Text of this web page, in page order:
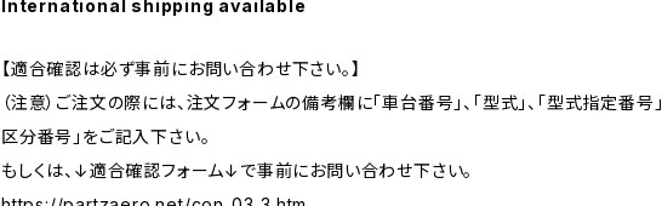
International shipping available
【適合確認は必ず事前にお問い合わせ下さい。】
（注意）ご注文の際には、注文フォームの備考欄に「車台番号」、「型式」、「型式指定番号」
区分番号」をご記入下さい。
もしくは、↓適合確認フォーム↓で事前にお問い合わせ下さい。